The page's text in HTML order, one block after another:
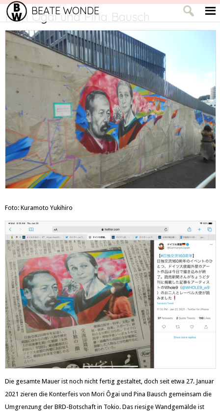
BEATE WONDE
Mori Ôgai und Pina Bausch
Foto: Kuramoto Yukihiro
Die gesamte Mauer ist noch nicht fertig gestaltet, doch seit etwa 27. Januar
2021 zieren die Konterfeis von Mori Ôgai und Pina Bausch gemeinsam die
Umgrenzung der BRD-Botschaft in Tokio. Das riesige Wandgemälde ist